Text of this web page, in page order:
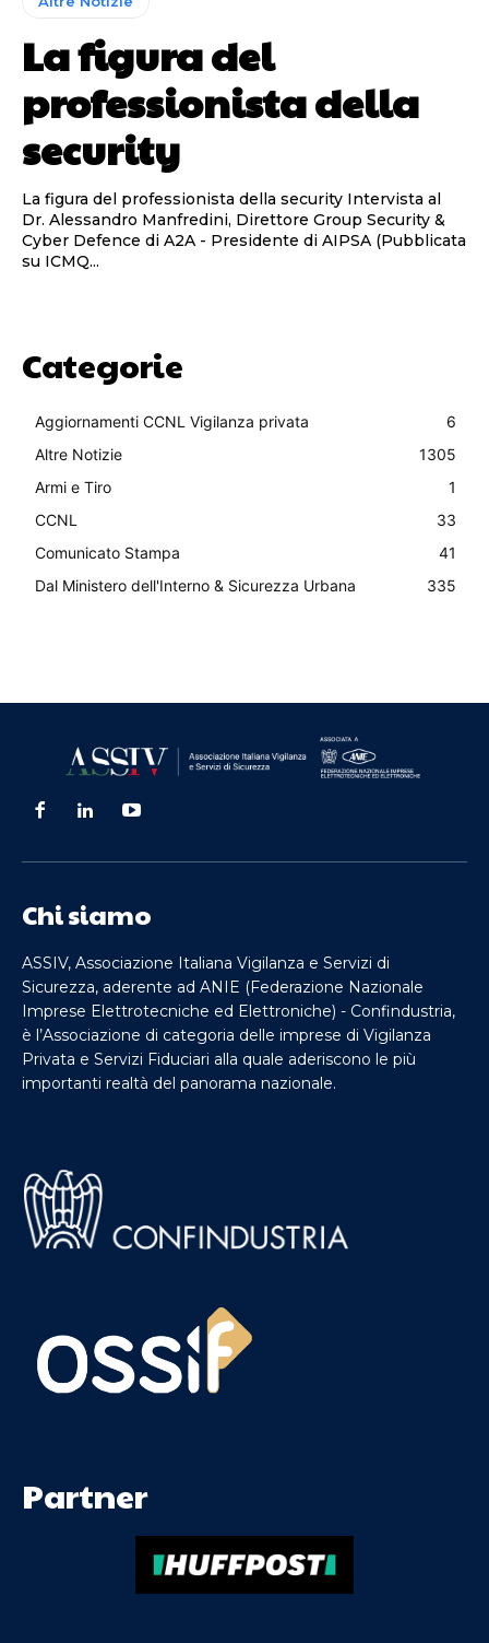
La figura del
professionista della
security
La figura del professionista della security Intervista al
Dr. Alessandro Manfredini, Direttore Group Security &
Cyber Defence di A2A - Presidente di AIPSA (Pubblicata
su ICMQ...
Categorie
Aggiornamenti CCNL Vigilanza privata
6
Altre Notizie
1305
Armi e Tiro
1
CCNL
33
Comunicato Stampa
41
Dal Ministero dell'Interno & Sicurezza Urbana
335
Chi siamo
ASSIV, Associazione Italiana Vigilanza e Servizi di
Sicurezza, aderente ad ANIE (Federazione Nazionale
Imprese Elettrotecniche ed Elettroniche) - Confindustria,
è l’Associazione di categoria delle imprese di Vigilanza
Privata e Servizi Fiduciari alla quale aderiscono le più
importanti realtà del panorama nazionale.
Partner